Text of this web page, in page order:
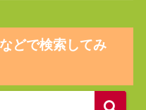
どで検索してみ